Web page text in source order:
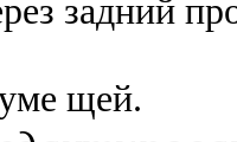
задний
щей.